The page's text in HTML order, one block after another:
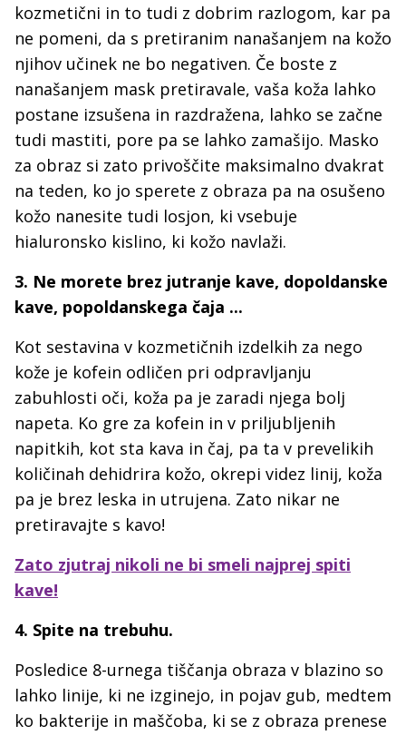
kozmetični in to tudi z dobrim razlogom, kar pa
ne pomeni, da s pretiranim nanašanjem na kožo
njihov učinek ne bo negativen. Če boste z
nanašanjem mask pretiravale, vaša koža lahko
postane izsušena in razdražena, lahko se začne
tudi mastiti, pore pa se lahko zamašijo. Masko
za obraz si zato privoščite maksimalno dvakrat
na teden, ko jo sperete z obraza pa na osušeno
kožo nanesite tudi losjon, ki vsebuje
hialuronsko kislino, ki kožo navlaži.
3. Ne morete brez jutranje kave, dopoldanske
kave, popoldanskega čaja ...
Kot sestavina v kozmetičnih izdelkih za nego
kože je kofein odličen pri odpravljanju
zabuhlosti oči, koža pa je zaradi njega bolj
napeta. Ko gre za kofein in v priljubljenih
napitkih, kot sta kava in čaj, pa ta v prevelikih
količinah dehidrira kožo, okrepi videz linij, koža
pa je brez leska in utrujena. Zato nikar ne
pretiravajte s kavo!
Zato zjutraj nikoli ne bi smeli najprej spiti
kave!
4. Spite na trebuhu.
Posledice 8-urnega tiščanja obraza v blazino so
lahko linije, ki ne izginejo, in pojav gub, medtem
ko bakterije in maščoba, ki se z obraza prenese